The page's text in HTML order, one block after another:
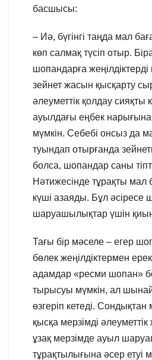
басшысы:
– Иә, бүгінгі таңда мал
көп салмақ түсіп отыр.
шопандарға
зейнет жасын қысқарту
әлеуметтік қолдау сияқты
ауылдағы еңбек нарығына
мүмкін. Себебі онсыз да
туындап отырғанда
болса, шопандар саны
Нәтижесінде тұрақты мал
күші азаяды. Бұл әсіресе
шаруашылықтар үшін
Тағы бір мәселе – егер
бөлек жеңілдіктермен
адамдар «ресми шопан»
тырысуы мүмкін, ал
өзгеріп кетеді. Сондықтан
қысқа мерзімді
ұзақ мерзімде ауыл
тұрақтылығына әсер етуі